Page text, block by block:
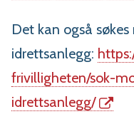
Det kan også
idrettsanlegg:
frivilligheten/sok-
idrettsanlegg/